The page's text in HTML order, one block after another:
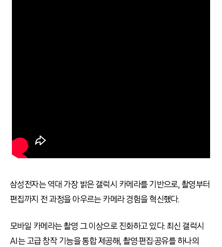
삼성전자는 역대 가장 밝은 갤럭시 카메라를 기반으로, 촬영부터
편집까지 전 과정을 아우르는 카메라 경험을 혁신했다.
모바일 카메라는 촬영 그 이상으로 진화하고 있다. 최신 갤럭시
AI는 고급 창작 기능을 통합 제공해, 촬영·편집·공유를 하나의